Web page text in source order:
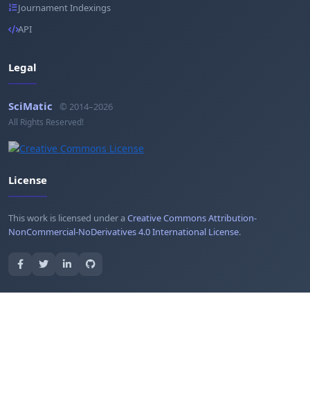
Journament Indexings
API
Legal
SciMatic © 2014–2026
All Rights Reserved!
License
This work is licensed under aCreative Commons Attribution-
NonCommercial-NoDerivatives 4.0 International License.